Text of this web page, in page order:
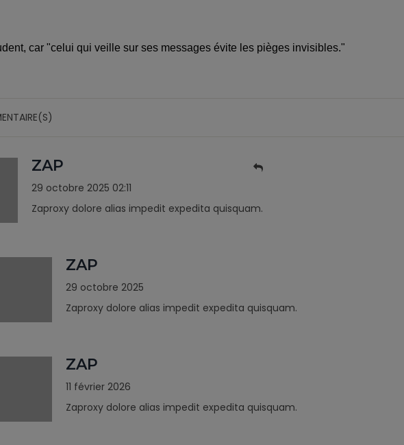
car "celui qui veille sur ses messages évite les pièges invisibles."
ZAP
29 octobre 2025 02:11
Zaproxy dolore alias impedit expedita quisquam.
ZAP
29 octobre 2025
Zaproxy dolore alias impedit expedita quisquam.
ZAP
11 février 2026
Zaproxy dolore alias impedit expedita quisquam.